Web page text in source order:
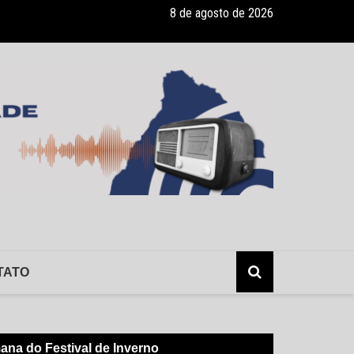
recebe pocket-show gratuito “A Bela e a Fera” na 16ª “Diversão
8 de agosto de 2026
do Festival de Inverno